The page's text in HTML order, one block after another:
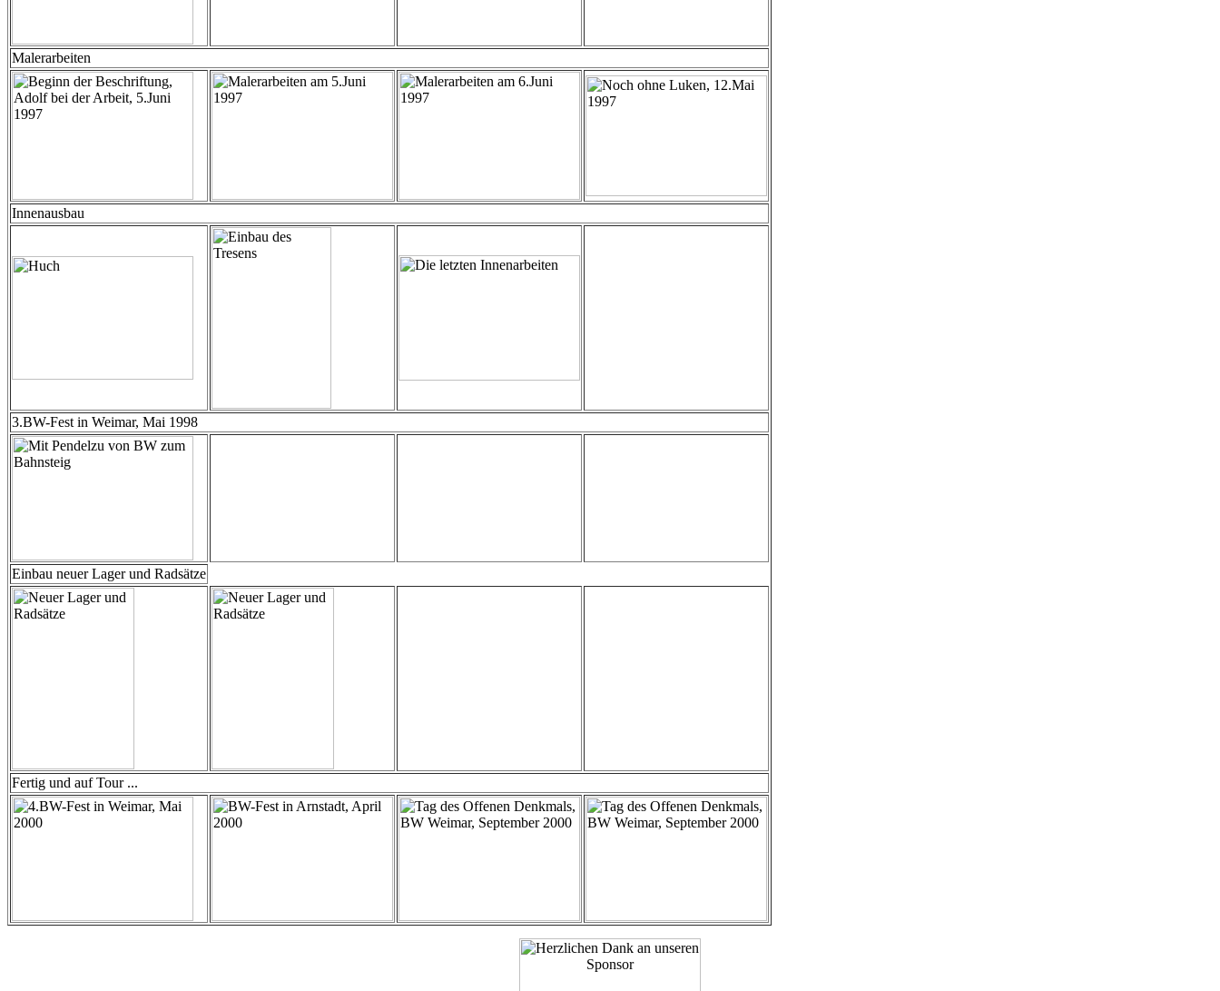
Malerarbeiten
Innenausbau
3.BW-Fest in Weimar, Mai 1998
Einbau neuer Lager und Radsätze
Fertig und auf Tour ...